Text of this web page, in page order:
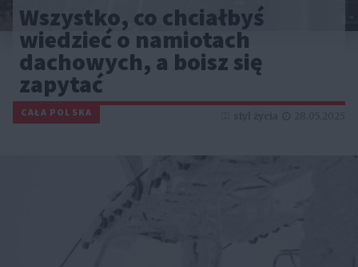
Wszystko, co chciałbyś
wiedzieć o namiotach
dachowych, a boisz się
zapytać
CAŁA POLSKA